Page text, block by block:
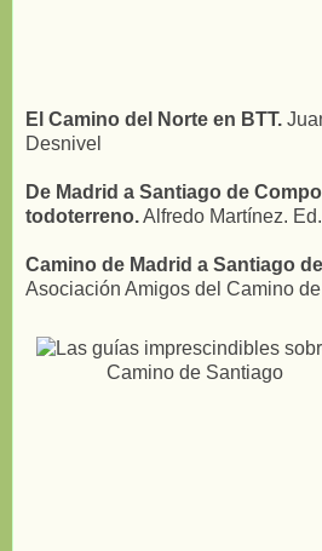
El Camino del Norte en BTT.
Desnivel
De Madrid a Santiago de
todoterreno.Alfredo Martínez.
Camino de Madrid a Santiago
Asociación Amigos del Camino